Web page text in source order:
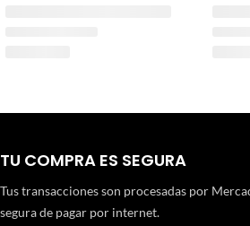
TU COMPRA ES SEGURA
Tus transacciones son procesadas por
segura de pagar por internet.